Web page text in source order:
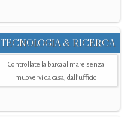
TECNOLOGIA & RICERCA
Controllate la barca al mare senza
muovervi da casa, dall’ufficio